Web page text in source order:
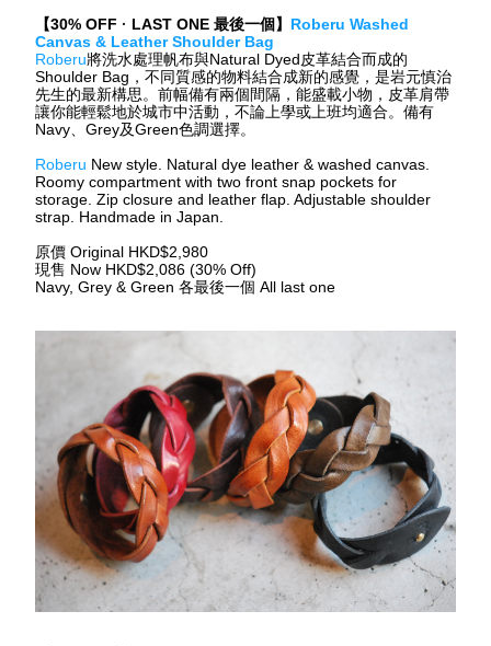
【30% OFF · LAST ONE 最後一個】 Roberu Washed
Canvas & Leather Shoulder Bag
Roberu將洗水處理帆布與Natural Dyed皮革結合而成的
Shoulder Bag ，不同質感的物料結合成新的感覺，是岩元慎治
先生的最新構思。前幅備有兩個間隔，能盛載小物，皮革肩帶
讓你能輕鬆地於城市中活動，不論上學或上班均適合。備有
Navy
Grey及Green色調選擇。
Roberu New style. Natural dye leather & washed canvas.
Roomy compartment with two front snap pockets for
storage. Zip closure and leather flap. Adjustable shoulder
strap. Handmade in Japan.
原價 Original HKD$2,980
現售 Now HKD$2,086 (30% Off)
Navy, Grey & Green 各最後一個 All last one